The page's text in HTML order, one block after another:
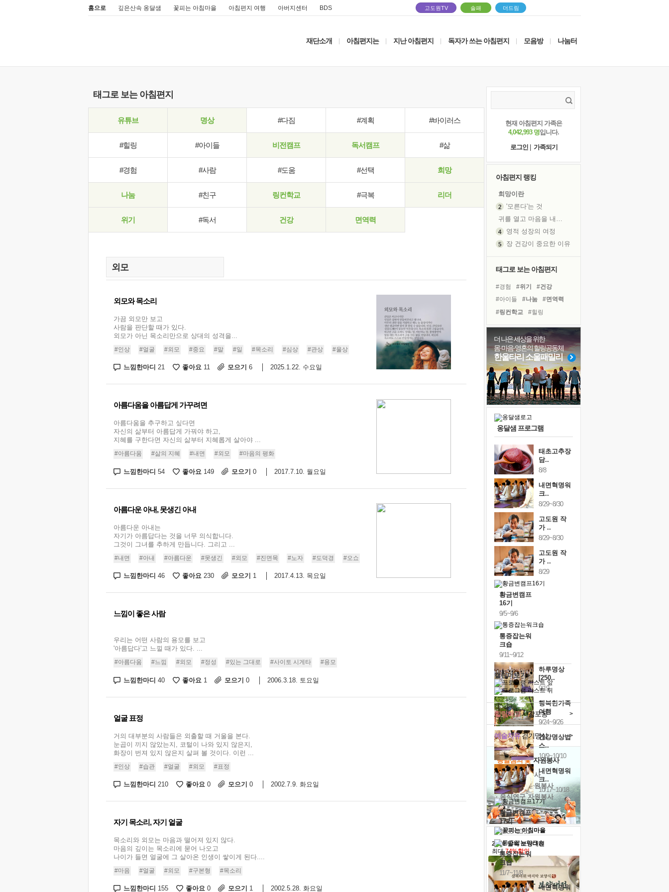
홈으로 깊은산속 옹달샘 꽃피는 아침마을 아침편지 여행 아버지센터 BDS 고도원TV 솔패 더드림
재단소개 아침편지는 지난 아침편지 독자가 쓰는 아침편지 모음방 나눔터
태그로 보는 아침편지
유튜브 명상 #다짐 #계획 #바이러스
#힐링 #아이들 비전캠프 독서캠프 #삶
#경험 #사람 #도움 #선택 희망
나눔 #친구 링컨학교 #극복 리더
위기 #독서 건강 면역력
외모와 목소리
가끔 외모만 보고
사람을 판단할 때가 있다.
외모가 아닌 목소리만으로 상대의 성격을...
#인상 #얼굴 #외모 #중요 #말 #일 #목소리 #심상 #관상 #울상
느낌한마디 21 좋아요 11 모으기 6 2025.1.22. 수요일
아름다움을 아름답게 가꾸려면
아름다움을 추구하고 싶다면
자신의 삶부터 아름답게 가꿔야 하고,
지혜를 구한다면 자신의 삶부터 지혜롭게 살아야 ...
#아름다움 #삶의 지혜 #내면 #외모 #마음의 평화
느낌한마디 54 좋아요 149 모으기 0 2017.7.10. 월요일
아름다운 아내, 못생긴 아내
아름다운 아내는
자기가 아름답다는 것을 너무 의식합니다.
그것이 그녀를 추하게 만듭니다. 그리고 ...
#내면 #아내 #아름다운 #못생긴 #외모 #진면목 #노자 #도덕경 #오쇼
느낌한마디 46 좋아요 230 모으기 1 2017.4.13. 목요일
느낌이 좋은 사람
우리는 어떤 사람의 용모를 보고
'아름답다'고 느낄 때가 있다. ...
#아름다움 #느낌 #외모 #정성 #있는 그대로 #사이토 시게타 #용모
느낌한마디 40 좋아요 1 모으기 0 2006.3.18. 토요일
얼굴 표정
거의 대부분의 사람들은 외출할 때 거울을 본다.
눈곱이 끼지 않았는지, 코털이 나와 있지 않은지,
화장이 번져 있지 않은지 살펴 볼 것이다. 이런 ...
#인상 #습관 #얼굴 #외모 #표정
느낌한마디 210 좋아요 0 모으기 0 2002.7.9. 화요일
자기 목소리, 자기 얼굴
목소리와 외모는 마음과 떨어져 있지 않다.
마음의 깊이는 목소리에 묻어 나오고
나이가 들면 얼굴에 그 살아온 인생이 쌓이게 된다....
#마음 #얼굴 #외모 #구본형 #목소리
느낌한마디 155 좋아요 0 모으기 1 2002.5.28. 화요일
현재 아침편지 가족은
4,042,993 명입니다.
로그인
가족되기
아침편지 랭킹
희망이란
'모른다'는 것
귀를 열고 마음을 내어주고
영적 성장의 여정
장 건강이 중요한 이유
꿈이 실제가 되는 것
'말 타는 법'을 먼저
졸업식 사진을 보며
아픈 아버지를 위한 공간 설계
극심한 변비, 어깨결림, 수면 장애
보고 싶은 어머니
유년 시절의 부산 영도 바다
못된 꼰대들
거울 속의 나
태그로 보는 아침편지
#경험 #위기
#건강
#아이들
#나눔
#면역력
#링컨학교
#힐링
#유튜브
#선택
#비전캠프
#명상
#계획
#다짐
#독서 #도움
#삶
#바이러스
#사람
#리더
#극복
#희망
더 나은 세상을 위한
몸·마음·영혼의 힐링공동체
한울타리 소울패밀리
옹달샘 프로그램
태초고추장
담..
8/8
내면혁명워
크..
8/29~8/30
고도원 작
가 ..
8/29~8/30
고도원 작
가 ..
8/29
황금변캠프
16기
9/5~9/6
통증잡는워
크숍
9/11~9/12
하루명상
[250..
9/19
행복한가족
여행
9/24~9/26
건강명상법
스..
10/9~10/10
내면혁명워
크..
10/17~10/18
황금변캠프
17기
10/30~10/31
통증잡는워
크숍
11/7~11/8
내면혁명워
캘린더보기+
예술치유걷기명상 >
힐링허그사감포옹 >
'옹달샘의 꽃'자원봉사
· 청년 자원봉사
· 금빛청년 자원봉사
· 음식연구 자원봉사
2026 말복 보양대전
최대74%할인